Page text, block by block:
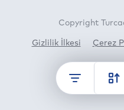
Copyright
Gizlilik İlkesi Çerez